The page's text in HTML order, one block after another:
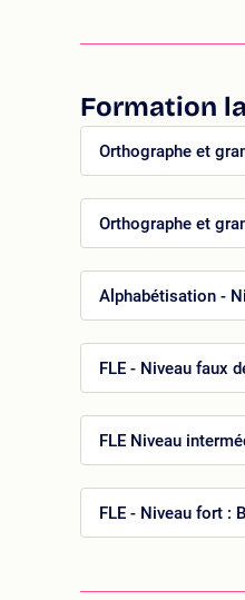
Formation
Orthographe et
Orthographe et
Alphabétisation -
FLE - Niveau faux
FLE Niveau
FLE - Niveau fort :